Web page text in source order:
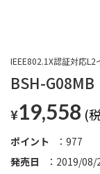
BSH-G08MB
IEEE802.1X認証対応
¥19,558
発売日 2019/08/
ポイント 977